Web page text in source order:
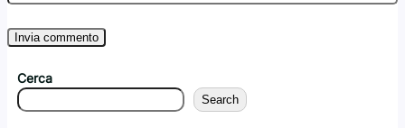
Cerca
Search